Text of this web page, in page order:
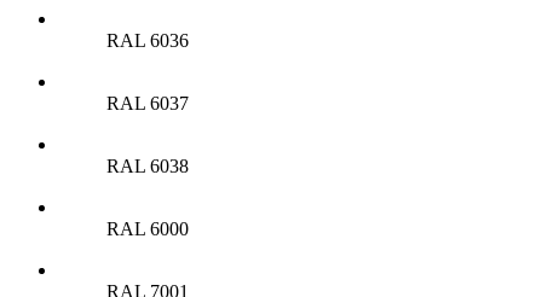
RAL 6036
RAL 6037
RAL 6038
RAL 6000
RAL 7001